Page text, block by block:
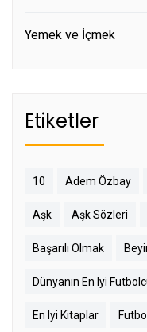
Yemek ve İçmek
Etiketler
10 Adem Özbay
Aşk Aşk Sözleri
Başarılı Olmak
Dünyanın En Iyi
En Iyi Kitaplar